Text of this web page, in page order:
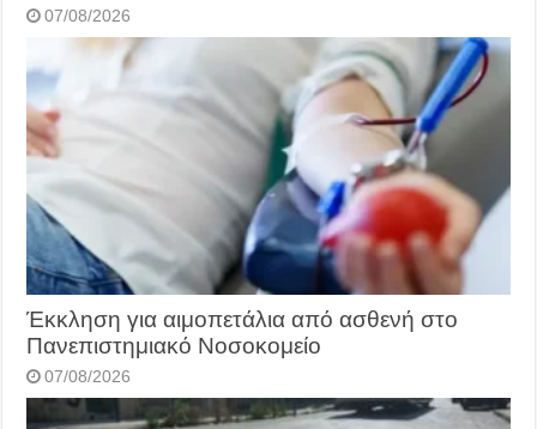
07/08/2026
Έκκληση για αιμοπετάλια από ασθενή στο
Πανεπιστημιακό Νοσοκομείο
07/08/2026